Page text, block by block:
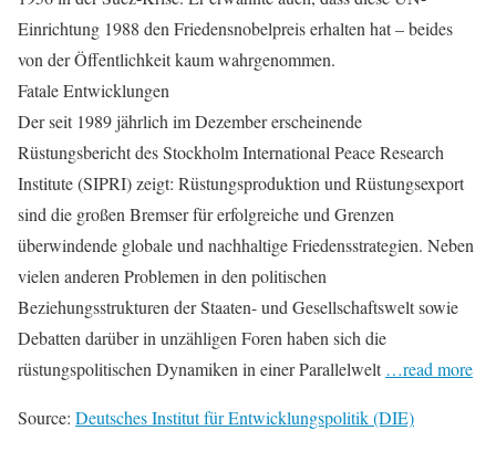
Einrichtung 1988 den Friedensnobelpreis erhalten hat – beides
von der Öffentlichkeit kaum wahrgenommen.
Fatale Entwicklungen
Der seit 1989 jährlich im Dezember erscheinende
Rüstungsbericht des Stockholm International Peace Research
Institute (SIPRI) zeigt: Rüstungsproduktion und Rüstungsexport
sind die großen Bremser für erfolgreiche und Grenzen
überwindende globale und nachhaltige Friedensstrategien. Neben
vielen anderen Problemen in den politischen
Beziehungsstrukturen der Staaten- und Gesellschaftswelt sowie
Debatten darüber in unzähligen Foren haben sich die
rüstungspolitischen Dynamiken in einer Parallelwelt …read more
Source: Deutsches Institut für Entwicklungspolitik (DIE)